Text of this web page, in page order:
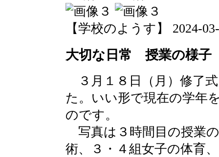
【学校のようす】 2024-
大切な日常 授業の様子
３月１８日（月）修了
た。いい形で現在の学年
のです。
写真は３時間目の授業
術、３・４組女子の体育